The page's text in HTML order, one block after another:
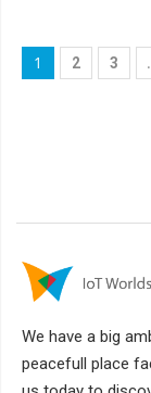
1 2 3
We have a big
peacefull place